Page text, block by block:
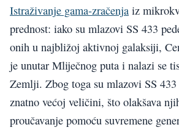
Istraživanje gama-zračenja iz
prednost: iako su mlazovi SS 433
onih u najbližoj aktivnoj galaksiji,
je unutar Mliječnog puta i nalazi se
Zemlji. Zbog toga su mlazovi SS
znatno većoj veličini, što olakšava
proučavanje pomoću suvremene